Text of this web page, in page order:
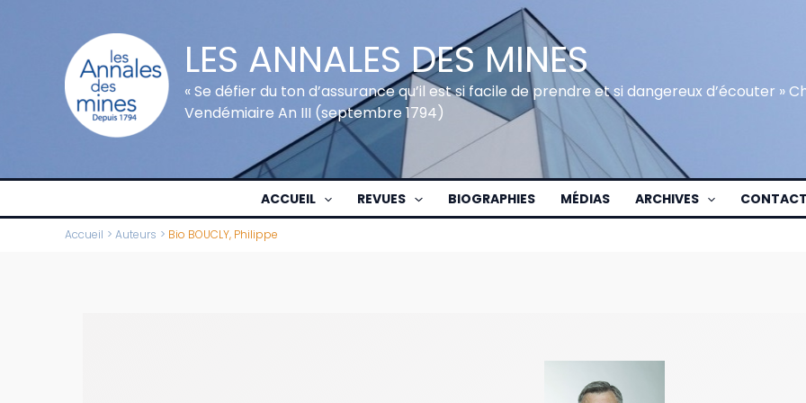
LES ANNALES DES MINES
« Se défier du ton d’assurance qu’il est si facile de prendre et si dangereux d’écouter »
Vendémiaire An III (septembre 1794)
ACCUEIL REVUES BIOGRAPHIES MÉDIAS ARCHIVES CONTACT
Accueil Auteurs Bio BOUCLY, Philippe